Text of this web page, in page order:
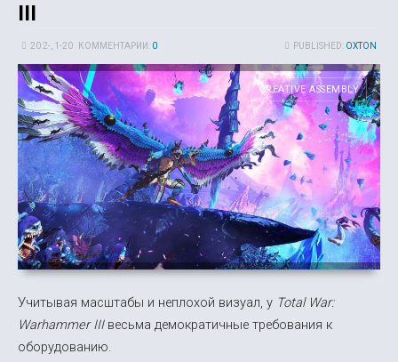
III
PUBLISHED: OXTON
20 2-, 1-20 КОММЕНТАРИИ: 0
CREATIVE ASSEMBLY
Учитывая масштабы и неплохой визуал, у Total War:
Warhammer IIIвесьма демократичные требования к
оборудованию.